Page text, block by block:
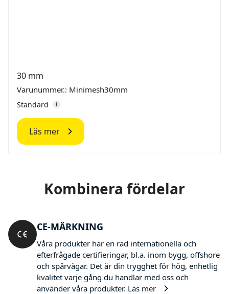
30 mm
Varunummer.: Minimesh30mm
Standard
Läs mer
Kombinera fördelar
CE-MÄRKNING
Våra produkter har en rad internationella och
efterfrågade certifieringar, bl.a. inom bygg, offshore
och spårvägar. Det är din trygghet för hög, enhetlig
kvalitet varje gång du handlar med oss och
använder våra produkter. Läs mer